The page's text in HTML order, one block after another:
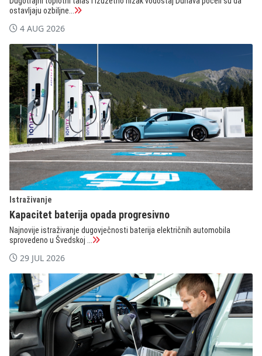
ostavljaju ozbiljne...
4 AUG 2026
Istraživanje
Kapacitet baterija opada progresivno
Najnovije istraživanje dugovječnosti baterija električnih automobila
sprovedeno u Švedskoj ...
29 JUL 2026